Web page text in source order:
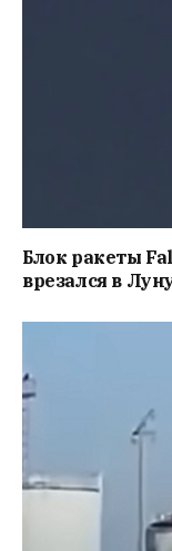
Блок ракеты
врезался в